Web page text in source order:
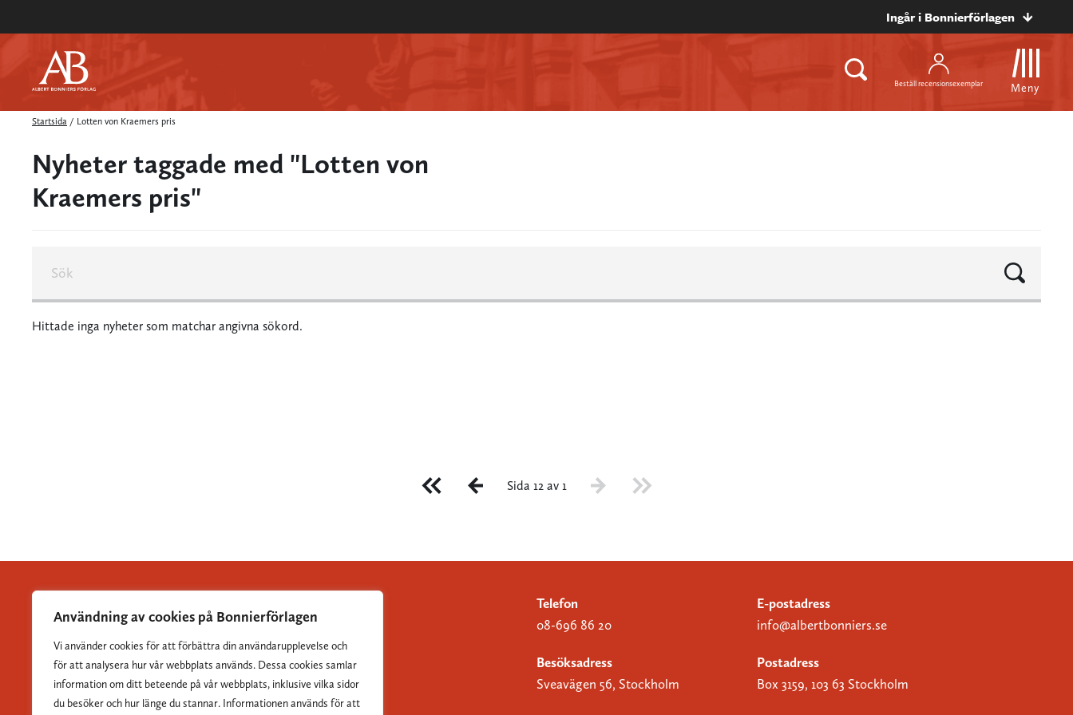
Användning av cookies på Bonnierförlagen
Vi använder cookies för att förbättra din användarupplevelse och
för att analysera hur vår webbplats används. Dessa cookies samlar
information om ditt beteende på vår webbplats, inklusive vilka sidor
du besöker och hur länge du stannar. Informationen används för att
Ingår i Bonnierförlagen
Beställ recensionsexemplar Meny
Startsida / Lotten von Kraemers pris
Nyheter taggade med "Lotten von
Kraemers pris"
Hittade inga nyheter som matchar angivna sökord.
Sida 12 av 1
Albert Bonniers Förlag grundades 1837 och är Sveriges
största skönlitterära förlag.
Telefon
08-696 86 20
E-postadress
info@albertbonniers.se
Besöksadress
Sveavägen 56, Stockholm
Postadress
Box 3159, 103 63 Stockholm